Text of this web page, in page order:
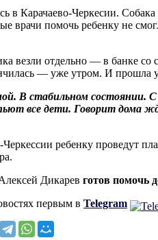
в Карачаево-Черкесии.
врачи помочь ребенку не
везли отдельно — в банке со
— уже утром. И прошла
В стабильном состоянии. С
все дети. Говорит дома
ребенку проведут
Дикарев готов помочь
первым в Telegram